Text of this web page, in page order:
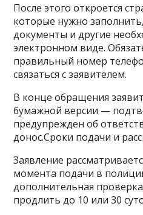
После этого откроется
которые нужно
документы и другие
электронном виде.
правильный номер
связаться с заявителем.
В конце обращения
бумажной версии —
предупрежден об
донос.Сроки подачи и
Заявление
момента подачи в
дополнительная
продлить до 10 или 30